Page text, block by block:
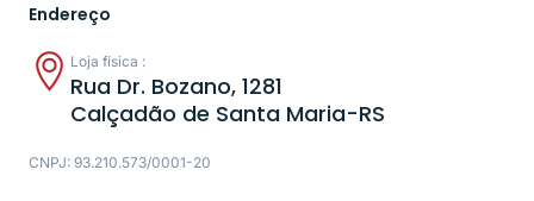
Endereço
Loja física :
Rua Dr. Bozano, 1281
Calçadão de Santa Maria-RS
CNPJ: 93.210.573/0001-20